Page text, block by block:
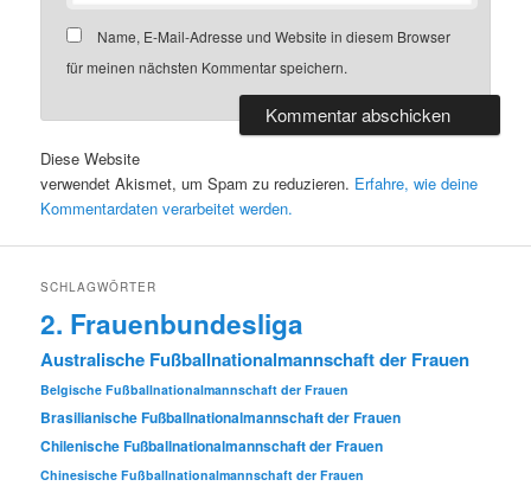
Name, E-Mail-Adresse und Website in diesem Browser
für meinen nächsten Kommentar speichern.
Diese Website
verwendet Akismet, um Spam zu reduzieren. Erfahre, wie deine
Kommentardaten verarbeitet werden.
SCHLAGWÖRTER
2. Frauenbundesliga
Australische Fußballnationalmannschaft der Frauen
Belgische Fußballnationalmannschaft der Frauen
Brasilianische Fußballnationalmannschaft der Frauen
Chilenische Fußballnationalmannschaft der Frauen
Chinesische Fußballnationalmannschaft der Frauen